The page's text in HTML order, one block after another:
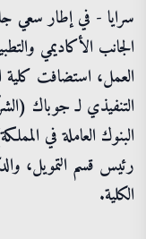
سرايا - في إطار سعي
الجانب الأكاديمي
العمل، استضافت كلية
التنفيذي لـ جوباك
البنوك العاملة في
رئيس قسم التمويل،
الكلية.